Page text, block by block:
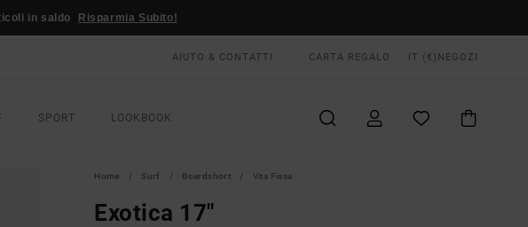
in saldo Risparmia Subito!
AIUTO & CONTATTI CARTA REGALO IT (€) NEGOZI
SPORT LOOKBOOK
Home Surf Boardshort Vita Fissa
Exotica 17"